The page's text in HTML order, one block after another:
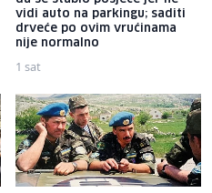
vidi auto na parkingu; saditi
drveće po ovim vrućinama
nije normalno
1 sat